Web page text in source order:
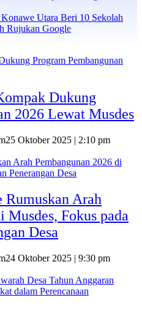
Utara Beri 10 Sekolah
Rujukan Google
Dukung
2026 Lewat Musdes
25 Oktober 2025 | 2:10 pm
Rumuskan Arah
Musdes, Fokus pada
Desa
24 Oktober 2025 | 9:30 pm